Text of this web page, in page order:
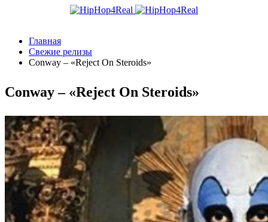
Главная
Свежие релизы
Conway – «Reject On Steroids»
Conway – «Reject On Steroids»